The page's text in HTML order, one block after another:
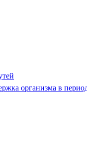
организма в